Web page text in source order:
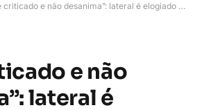
e não desanima”: lateral é elogiado por Ceni após atuação com gol
e não
lateral é